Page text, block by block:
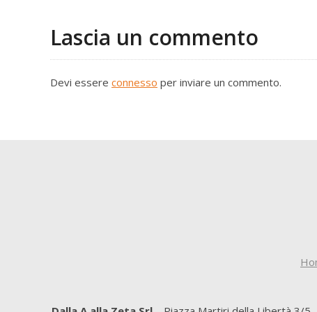
Lascia un commento
Devi essere connesso per inviare un commento.